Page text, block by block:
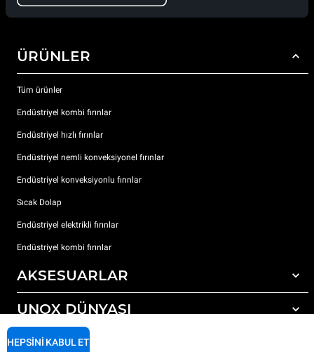
ÜRÜNLER
Tüm ürünler
Endüstriyel kombi fırınlar
Endüstriyel hızlı fırınlar
Endüstriyel nemli konveksiyonel fırınlar
Endüstriyel konveksiyonlu fırınlar
Sıcak Dolap
Endüstriyel elektrikli fırınlar
Endüstriyel kombi fırınlar
AKSESUARLAR
Tüm aksesuarlar
Otomatik yıkama için deterjanlar
UNOX DÜNYASI
Dünyadaki ofislerimizx
DESTEK
HEPSINI KABUL ET